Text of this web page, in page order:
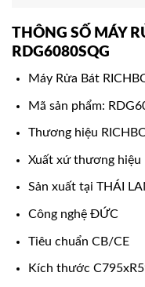
THÔNG SỐ MÁY
RDG6080SQG
Máy Rửa Bát
Mã sản phẩm:
Thương hiệu
Xuất xứ thương hiệu
Sản xuất tại THÁI
Công nghệ ĐỨC
Tiêu chuẩn CB/CE
Kích thước